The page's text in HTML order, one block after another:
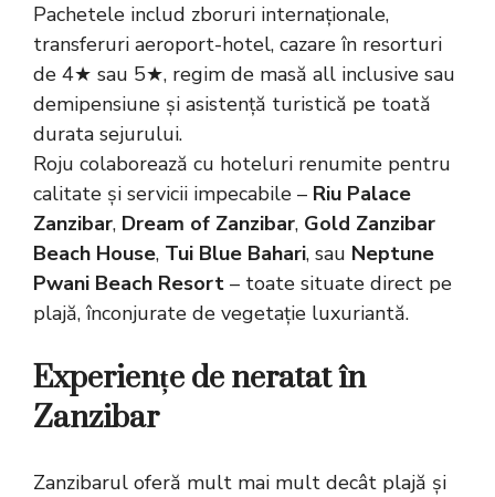
Pachetele includ zboruri internaționale,
transferuri aeroport-hotel, cazare în resorturi
de 4★ sau 5★, regim de masă all inclusive sau
demipensiune și asistență turistică pe toată
durata sejurului.
Roju colaborează cu hoteluri renumite pentru
calitate și servicii impecabile – Riu Palace
Zanzibar, Dream of Zanzibar, Gold Zanzibar
Beach House, Tui Blue Bahari, sau Neptune
Pwani Beach Resort – toate situate direct pe
plajă, înconjurate de vegetație luxuriantă.
Experiențe de neratat în
Zanzibar
Zanzibarul oferă mult mai mult decât plajă și